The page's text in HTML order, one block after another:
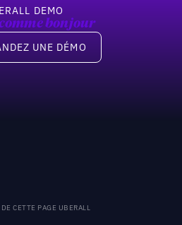
DEMO
bonjour
une démo
UNE DÉMO
CETTE PAGE UBERALL